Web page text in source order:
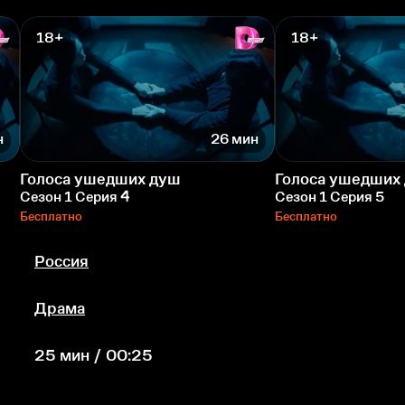
18+
26 мин
Голоса ушедших душ
Сезон 1 Серия 4
Бесплатно
18+
Голоса
Сезон 1 Серия 5
Бесплатно
Россия
Драма
25 мин / 00:25